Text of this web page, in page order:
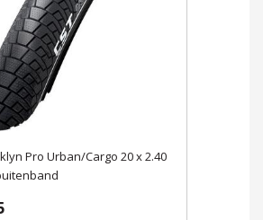
Pro Urban/Cargo 20 x 2.40